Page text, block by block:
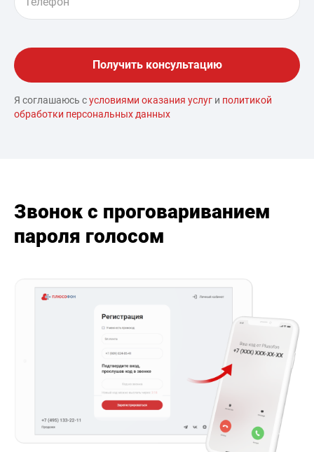
Я соглашаюсь сусловиями оказания услуг и политикой
обработки персональных данных
Звонок с проговариванием
пароля голосом